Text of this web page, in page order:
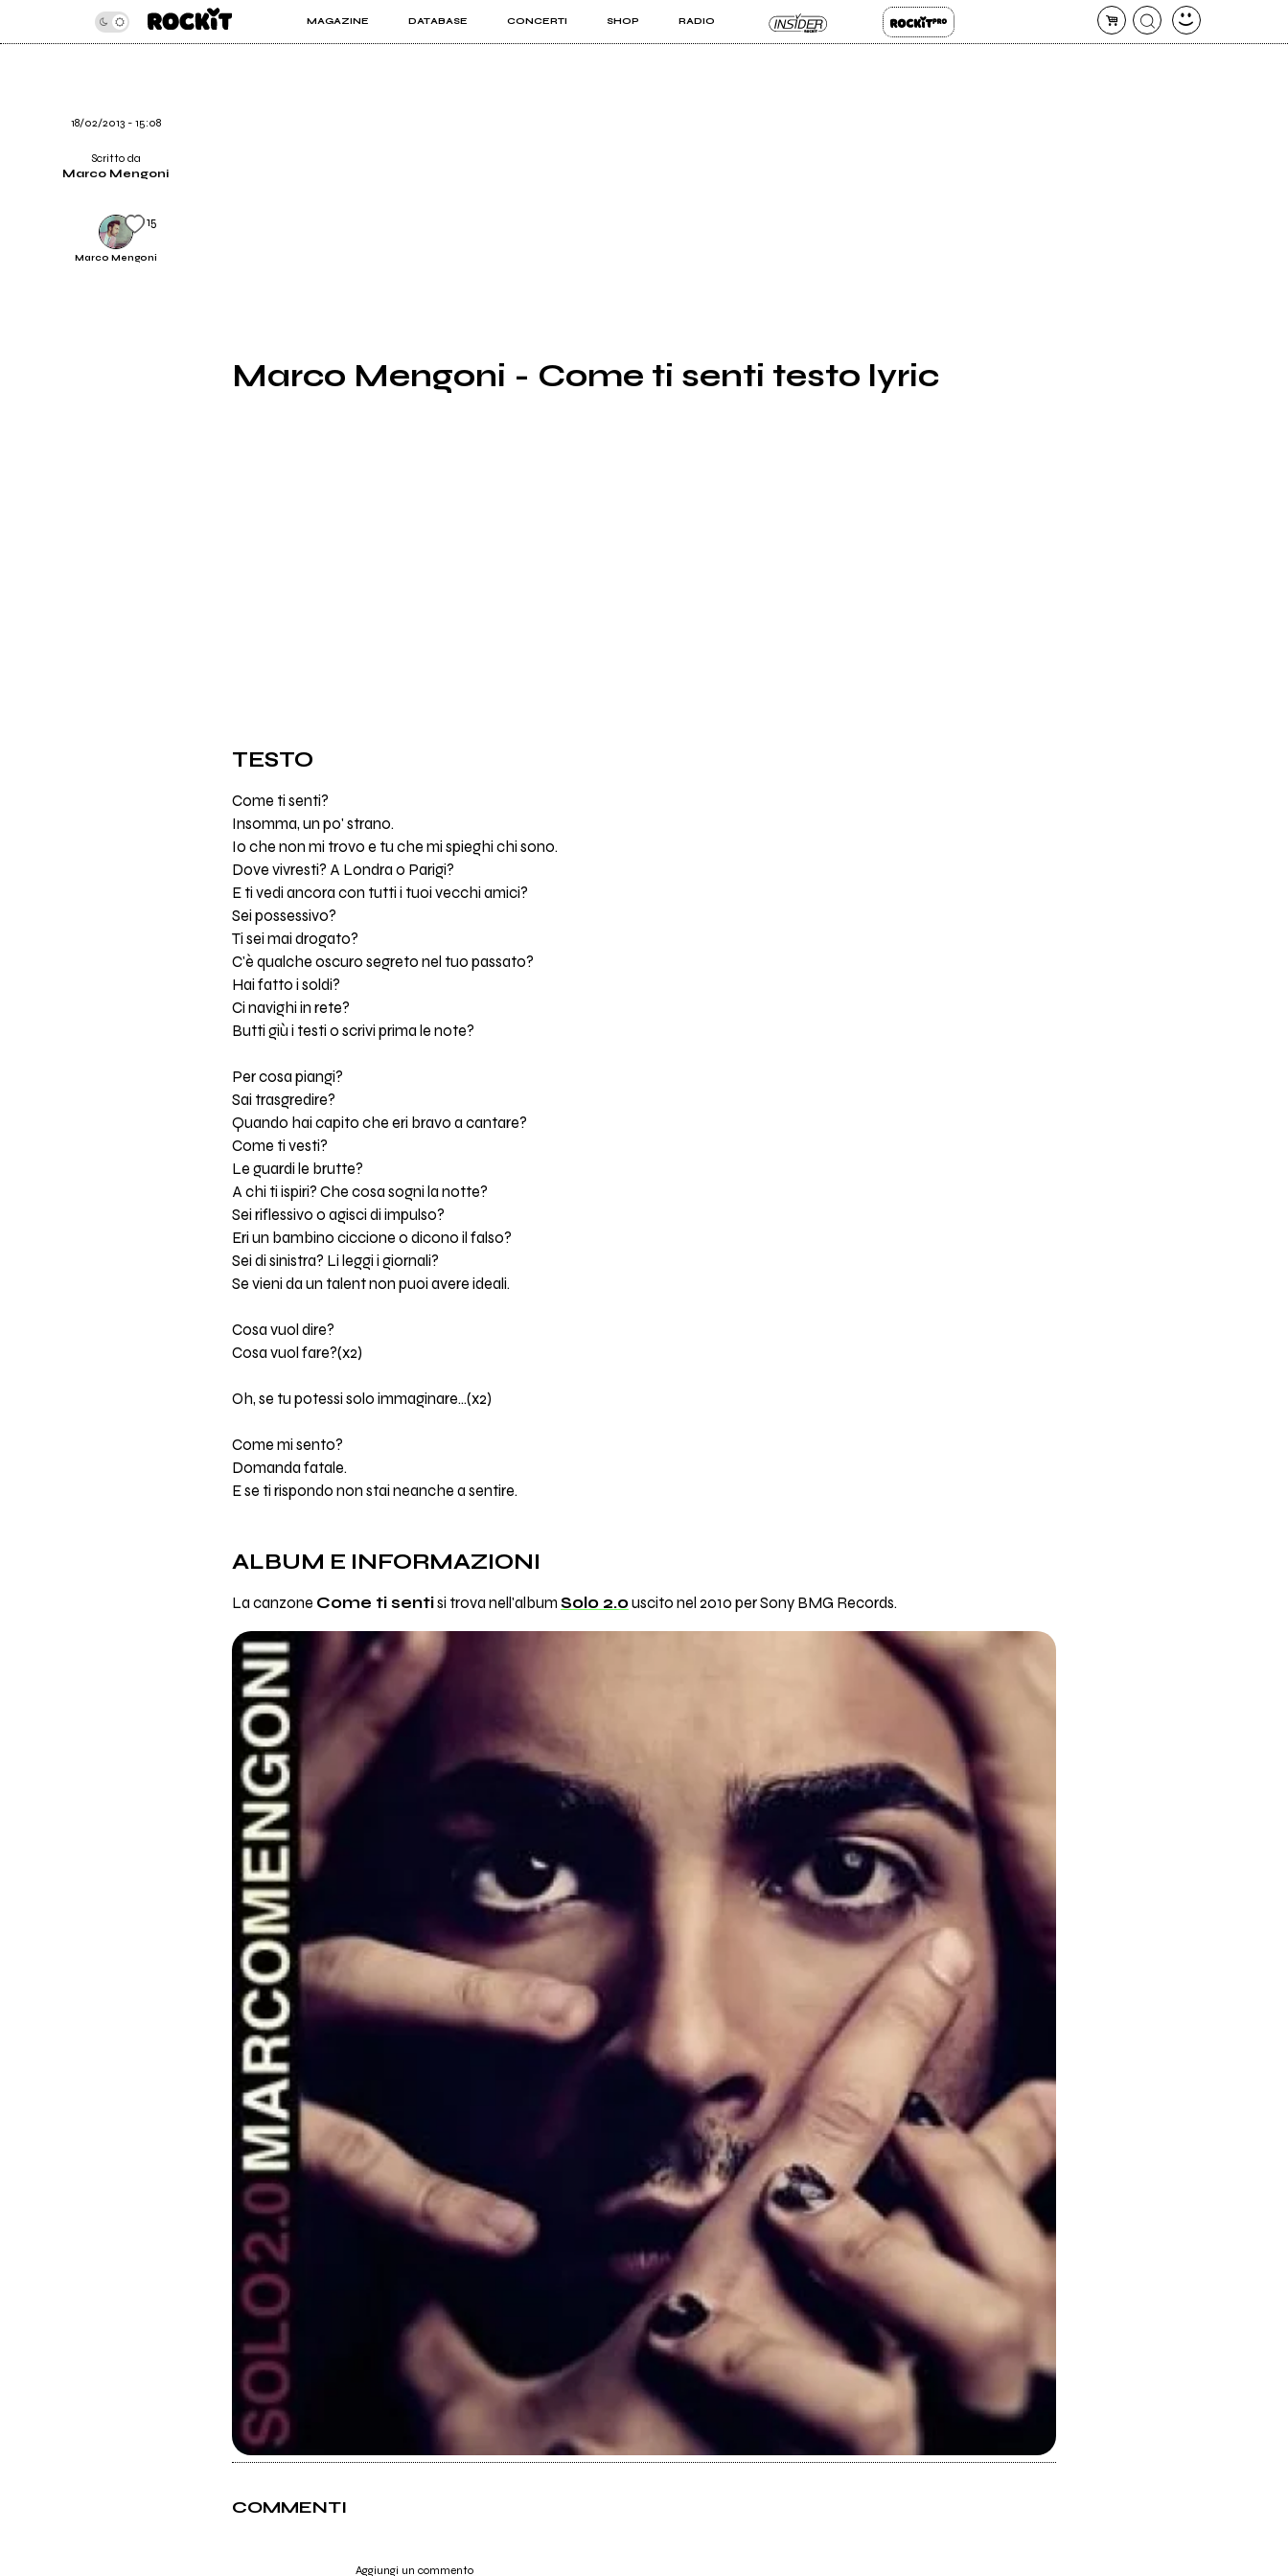
MAGAZINE DATABASE CONCERTI SHOP RADIO
INSIDER ROCKIT PRO
Marco Mengoni - Come ti senti testo lyric
18/02/2013 - 15:08
Scritto da
Marco Mengoni
Marco Mengoni
15
TESTO
Come ti senti?
Insomma, un po' strano.
Io che non mi trovo e tu che mi spieghi chi sono.
Dove vivresti? A Londra o Parigi?
E ti vedi ancora con tutti i tuoi vecchi amici?
Sei possessivo?
Ti sei mai drogato?
C'è qualche oscuro segreto nel tuo passato?
Hai fatto i soldi?
Ci navighi in rete?
Butti giù i testi o scrivi prima le note?
Per cosa piangi?
Sai trasgredire?
Quando hai capito che eri bravo a cantare?
Come ti vesti?
Le guardi le brutte?
A chi ti ispiri? Che cosa sogni la notte?
Sei riflessivo o agisci di impulso?
Eri un bambino ciccione o dicono il falso?
Sei di sinistra? Li leggi i giornali?
Se vieni da un talent non puoi avere ideali.
Cosa vuol dire?
Cosa vuol fare?(x2)
Oh, se tu potessi solo immaginare...(x2)
Come mi sento?
Domanda fatale.
E se ti rispondo non stai neanche a sentire.
ALBUM E INFORMAZIONI
La canzone Come ti sentisi trova nell'album Solo 2.0uscito nel 2010 per Sony BMG Records.
COMMENTI
Aggiungi un commento